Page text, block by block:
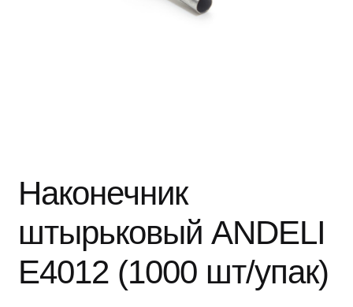
Наконечник
штырьковый ANDELI
Е4012 (1000 шт/упак)